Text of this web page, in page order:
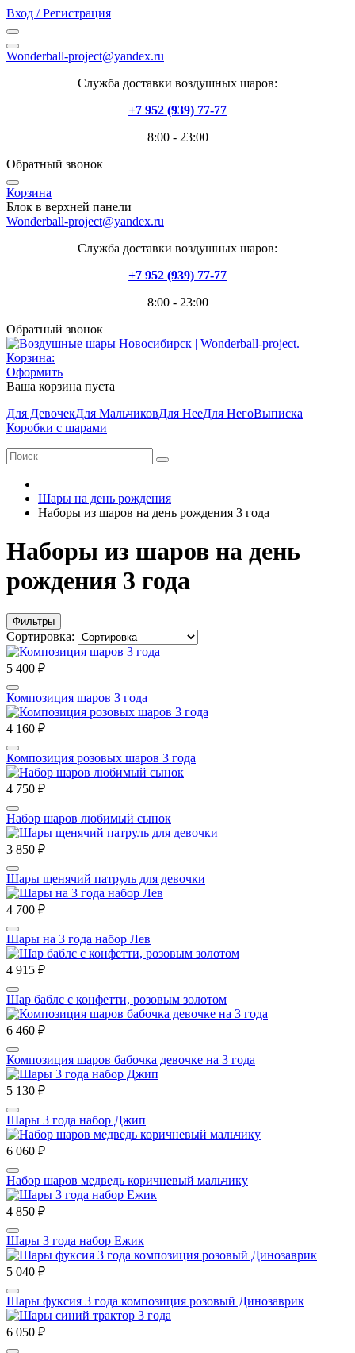
Вход / Регистрация
Wonderball-project@yandex.ru
Служба доставки воздушных шаров:
+7 952 (939) 77-77
8:00 - 23:00
Обратный звонок
Корзина
Блок в верхней панели
Wonderball-project@yandex.ru
Служба доставки воздушных шаров:
+7 952 (939) 77-77
8:00 - 23:00
Обратный звонок
Корзина:
Оформить
Ваша корзина пуста
Для ДевочекДля МальчиковДля НееДля НегоВыписка
Коробки с шарами
Шары на день рождения
Наборы из шаров на день рождения 3 года
Наборы из шаров на день
рождения 3 года
Фильтры
Сортировка:
5 400 ₽
Композиция шаров 3 года
4 160 ₽
Композиция розовых шаров 3 года
4 750 ₽
Набор шаров любимый сынок
3 850 ₽
Шары щенячий патруль для девочки
4 700 ₽
Шары на 3 года набор Лев
4 915 ₽
Шар баблс с конфетти, розовым золотом
6 460 ₽
Композиция шаров бабочка девочке на 3 года
5 130 ₽
Шары 3 года набор Джип
6 060 ₽
Набор шаров медведь коричневый мальчику
4 850 ₽
Шары 3 года набор Ежик
5 040 ₽
Шары фуксия 3 года композиция розовый Динозаврик
6 050 ₽